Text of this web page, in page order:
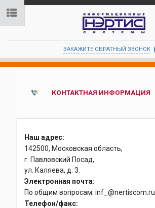
ЗАКАЖИТЕ ОБРАТНЫЙ ЗВОНОК
КОНТАКТНАЯ ИНФОРМАЦИЯ
Наш адрес:
142500, Московская область,
г. Павловский Посад,
ул. Каляева, д. 3.
Электронная почта:
По общим вопросам: inf_@nertiscom.ru
Телефон/факс: